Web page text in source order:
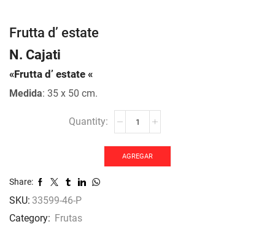
Frutta d’ estate
N. Cajati
«Frutta d’ estate «
Medida: 35 x 50 cm.
cantidad
AGREGAR
Share:
SKU: 33599-46-P
Category: Frutas